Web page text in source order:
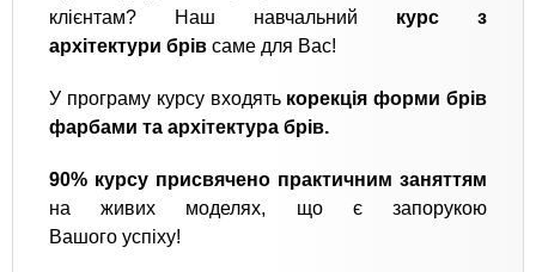
клієнтам? Наш навчальний курс з
архітектури брів саме для Вас!
У програму курсу входять корекція форми брів
фарбами та архітектура брів.
90% курсу присвячено практичним заняттям
на живих моделях, що є запорукою
Вашого успіху!